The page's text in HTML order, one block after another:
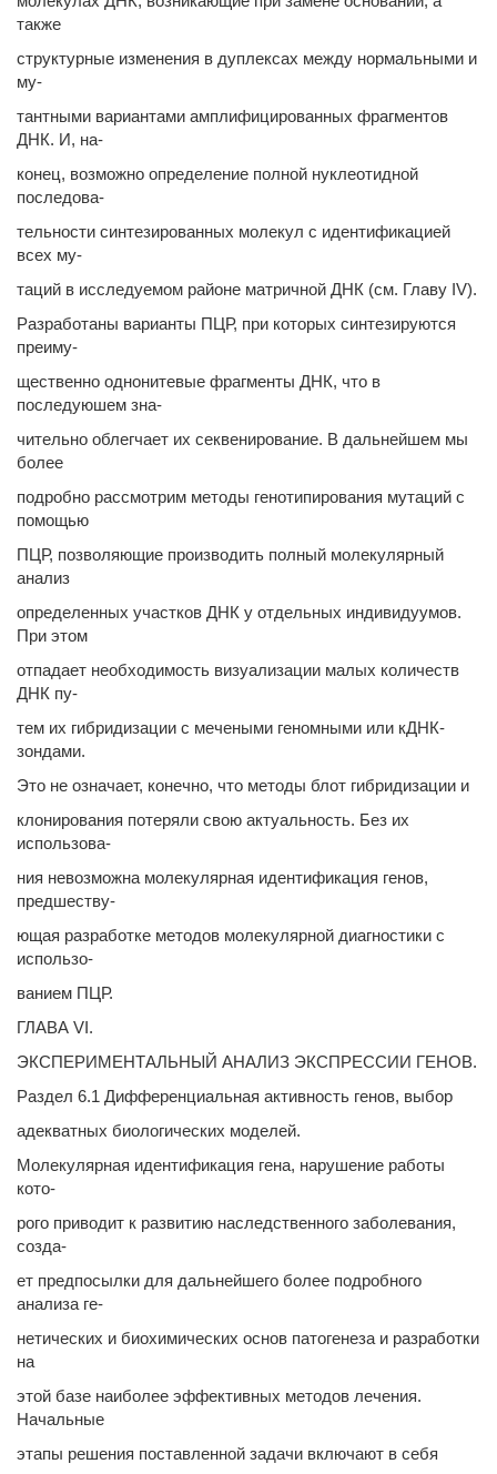
также
структурные изменения в дуплексах между нормальными и
му-
тантными вариантами амплифицированных фрагментов
ДНК. И, на-
конец, возможно определение полной нуклеотидной
последова-
тельности синтезированных молекул с идентификацией
всех му-
таций в исследуемом районе матричной ДНК (см. Главу IV).
Разработаны варианты ПЦР, при которых синтезируются
преиму-
щественно однонитевые фрагменты ДНК, что в
последуюшем зна-
чительно облегчает их секвенирование. В дальнейшем мы
более
подробно рассмотрим методы генотипирования мутаций с
помощью
ПЦР, позволяющие производить полный молекулярный
анализ
определенных участков ДНК у отдельных индивидуумов.
При этом
отпадает необходимость визуализации малых количеств
ДНК пу-
тем их гибридизации с мечеными геномными или кДНК-
зондами.
Это не означает, конечно, что методы блот гибридизации и
клонирования потеряли свою актуальность. Без их
использова-
ния невозможна молекулярная идентификация генов,
предшеству-
ющая разработке методов молекулярной диагностики с
использо-
ванием ПЦР.
ГЛАВА VI.
ЭКСПЕРИМЕНТАЛЬНЫЙ АНАЛИЗ ЭКСПРЕССИИ ГЕНОВ.
Раздел 6.1 Дифференциальная активность генов, выбор
адекватных биологических моделей.
Молекулярная идентификация гена, нарушение работы
кото-
рого приводит к развитию наследственного заболевания,
созда-
ет предпосылки для дальнейшего более подробного
анализа ге-
нетических и биохимических основ патогенеза и разработки
на
этой базе наиболее эффективных методов лечения.
Начальные
этапы решения поставленной задачи включают в себя